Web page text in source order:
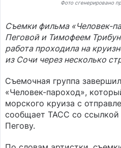
Фото сгенерировано
Съемки фильма «Человек-
Пеговой и Тимофеем
работа проходила на
из Сочи через несколько
Съемочная группа
«Человек-пароход»,
морского круиза с
сообщает ТАСС со ссылкой
Пегову.